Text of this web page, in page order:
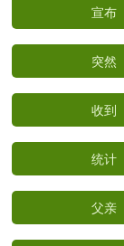
宣布
突然
收到
统计
父亲